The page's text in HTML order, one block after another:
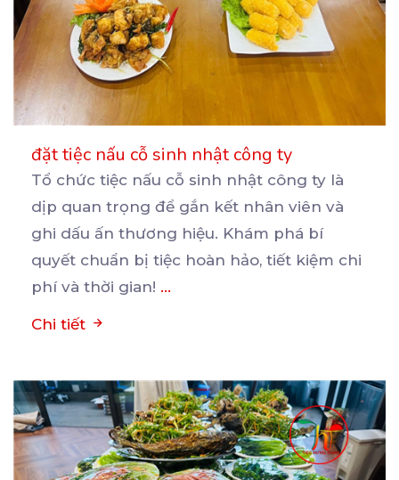
đặt tiệc nấu cỗ sinh nhật công ty
Tổ chức tiệc nấu cỗ sinh nhật công ty là
dịp quan trọng để gắn kết nhân viên và
ghi dấu ấn thương hiệu. Khám phá bí
quyết chuẩn bị tiệc hoàn hảo, tiết kiệm chi
phí và thời gian! ...
Chi tiết